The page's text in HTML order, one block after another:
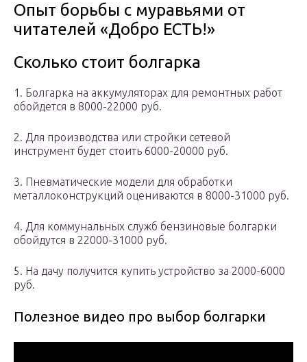
Опыт борьбы с муравьями от
читателей «Добро ЕСТЬ!»
Сколько стоит болгарка
1. Болгарка на аккумуляторах для ремонтных работ
обойдется в 8000-22000 руб.
2. Для производства или стройки сетевой
инструмент будет стоить 6000-20000 руб.
3. Пневматические модели для обработки
металлоконструкций оцениваются в 8000-31000 руб.
4. Для коммунальных служб бензиновые болгарки
обойдутся в 22000-31000 руб.
5. На дачу получится купить устройство за 2000-6000
руб.
Полезное видео про выбор болгарки